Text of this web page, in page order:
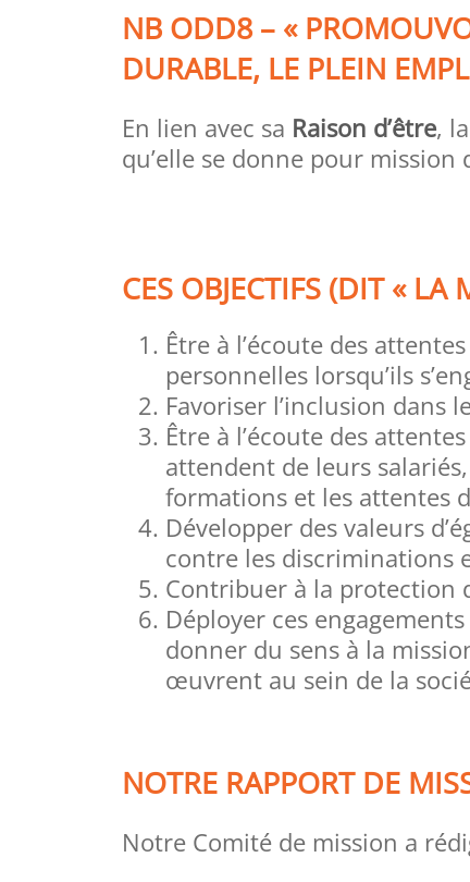
NB ODD8 – «
DURABLE, LE PLEIN
En lien avec sa Raison d’être,
qu’elle se donne pour
CES OBJECTIFS (DIT «
Être à l’écoute des
personnelles lorsqu’ils
Favoriser l’inclusion dans
Être à l’écoute des
attendent de leurs
formations et les attentes
Développer des valeurs
contre les discriminations
Contribuer à la protection
Déployer ces
donner du sens à la
œuvrent au sein de la
NOTRE RAPPORT DE
Notre Comité de mission a